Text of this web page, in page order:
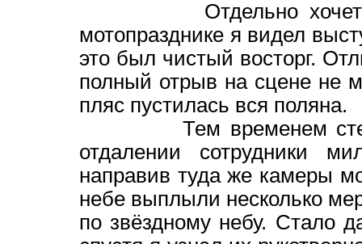
Отдельно хочется
мотопразднике я видел
это был чистый восторг.
полный отрыв на сцене не
пляс пустилась вся поляна.
Тем временем
отдалении сотрудники
направив туда же камеры
небе выплыли несколько
по звёздному небу. Стало